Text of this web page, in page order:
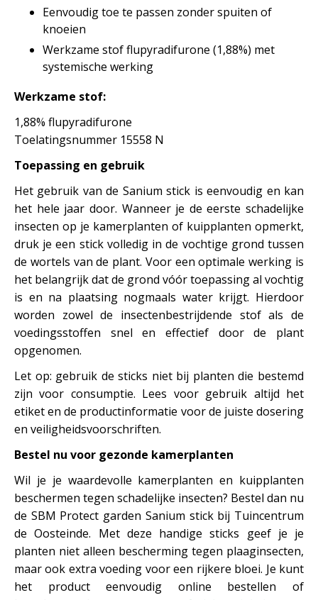
Eenvoudig toe te passen zonder spuiten of
knoeien
Werkzame stof flupyradifurone (1,88%) met
systemische werking
Werkzame stof:
1,88% flupyradifurone
Toelatingsnummer 15558 N
Toepassing en gebruik
Het gebruik van de Sanium stick is eenvoudig en kan
het hele jaar door. Wanneer je de eerste schadelijke
insecten op je kamerplanten of kuipplanten opmerkt,
druk je een stick volledig in de vochtige grond tussen
de wortels van de plant. Voor een optimale werking is
het belangrijk dat de grond vóór toepassing al vochtig
is en na plaatsing nogmaals water krijgt. Hierdoor
worden zowel de insectenbestrijdende stof als de
voedingsstoffen snel en effectief door de plant
opgenomen.
Let op: gebruik de sticks niet bij planten die bestemd
zijn voor consumptie. Lees voor gebruik altijd het
etiket en de productinformatie voor de juiste dosering
en veiligheidsvoorschriften.
Bestel nu voor gezonde kamerplanten
Wil je je waardevolle kamerplanten en kuipplanten
beschermen tegen schadelijke insecten? Bestel dan nu
de SBM Protect garden Sanium stick bij Tuincentrum
de Oosteinde. Met deze handige sticks geef je je
planten niet alleen bescherming tegen plaaginsecten,
maar ook extra voeding voor een rijkere bloei. Je kunt
het product eenvoudig online bestellen of